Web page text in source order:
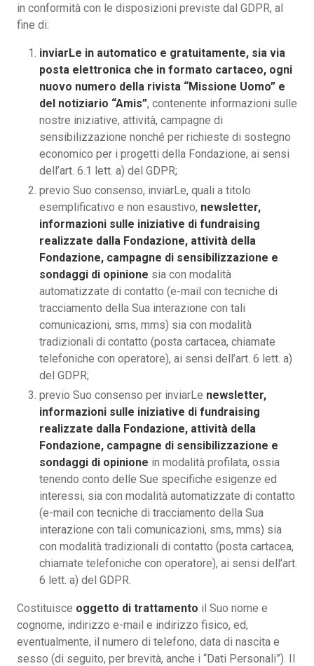
in conformità con le disposizioni previste dal GDPR, al
fine di:
inviarLe in automatico e gratuitamente, sia via
posta elettronica che in formato cartaceo, ogni
nuovo numero della rivista “Missione Uomo” e
del notiziario “Amis”, contenente informazioni sulle
nostre iniziative, attività, campagne di
sensibilizzazione nonché per richieste di sostegno
economico per i progetti della Fondazione, ai sensi
dell’art. 6.1 lett. a) del GDPR;
previo Suo consenso, inviarLe, quali a titolo
esemplificativo e non esaustivo, newsletter,
informazioni sulle iniziative di fundraising
realizzate dalla Fondazione, attività della
Fondazione, campagne di sensibilizzazione e
sondaggi di opinione sia con modalità
automatizzate di contatto (e-mail con tecniche di
tracciamento della Sua interazione con tali
comunicazioni, sms, mms) sia con modalità
tradizionali di contatto (posta cartacea, chiamate
telefoniche con operatore), ai sensi dell’art. 6 lett. a)
del GDPR;
previo Suo consenso per inviarLe newsletter,
informazioni sulle iniziative di fundraising
realizzate dalla Fondazione, attività della
Fondazione, campagne di sensibilizzazione e
sondaggi di opinione in modalità profilata, ossia
tenendo conto delle Sue specifiche esigenze ed
interessi, sia con modalità automatizzate di contatto
(e-mail con tecniche di tracciamento della Sua
interazione con tali comunicazioni, sms, mms) sia
con modalità tradizionali di contatto (posta cartacea,
chiamate telefoniche con operatore), ai sensi dell’art.
6 lett. a) del GDPR.
Costituisce oggetto di trattamento il Suo nome e
cognome, indirizzo e-mail e indirizzo fisico, ed,
eventualmente, il numero di telefono, data di nascita e
sesso (di seguito, per brevità, anche i “Dati Personali”). Il